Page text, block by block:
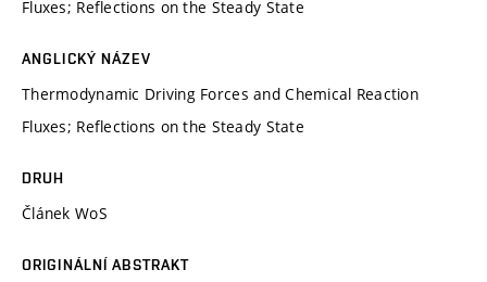
Fluxes; Reflections on the Steady State
ANGLICKÝ NÁZEV
Thermodynamic Driving Forces and Chemical Reaction
Fluxes; Reflections on the Steady State
DRUH
Článek WoS
ORIGINÁLNÍ ABSTRAKT